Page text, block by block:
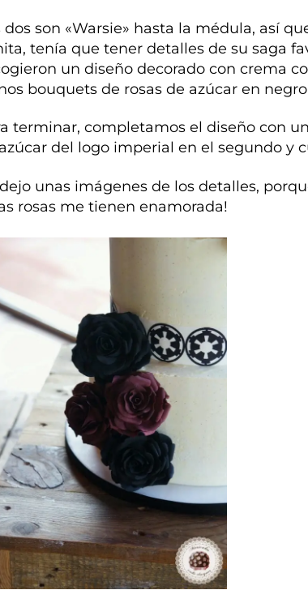
dos son «Warsie» hasta la médula, así
tenía que tener detalles de su saga
un diseño decorado con crema
bouquets de rosas de azúcar en
terminar, completamos el diseño con
del logo imperial en el segundo y
unas imágenes de los detalles,
rosas me tienen enamorada!